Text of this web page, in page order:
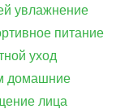
увлажнение
питание
уход
домашние
лица